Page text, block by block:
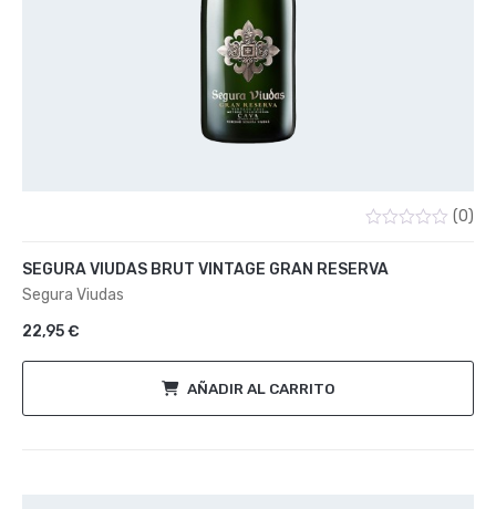
0
(0)
SEGURA VIUDAS BRUT VINTAGE GRAN RESERVA
Segura Viudas
22,95€
AÑADIR AL CARRITO